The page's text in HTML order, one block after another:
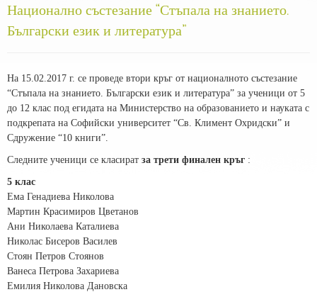
Национално състезание “Стъпала на знанието.
Български език и литература”
На 15.02.2017 г. се проведе втори кръг от националното състезание
“Стъпала на знанието. Български език и литература” за ученици от 5
до 12 клас под егидата на Министерство на образованието и науката с
подкрепата на Софийски университет “Св. Климент Охридски” и
Сдружение “10 книги”.
Следните ученици се класират за трети финален кръг :
5 клас
Ема Генадиева Николова
Мартин Красимиров Цветанов
Ани Николаева Каталиева
Николас Бисеров Василев
Стоян Петров Стоянов
Ванеса Петрова Захариева
Емилия Николова Дановска